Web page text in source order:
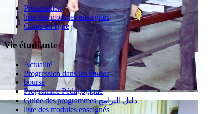
Présentation
liste des modules enseignés
Cours en ligne
Vie étudiante
Actualité
Progression dans les études
bourse
Programme Pédagogique
Guide des programmes دليل البرامج
liste des modules enseignés